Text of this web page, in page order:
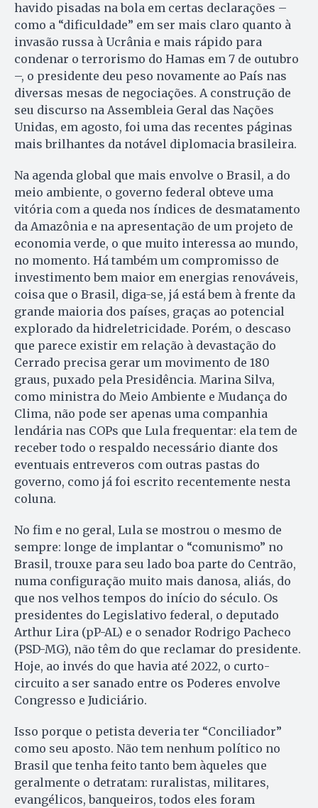
havido pisadas na bola em certas declarações –
como a “dificuldade” em ser mais claro quanto à
invasão russa à Ucrânia e mais rápido para
condenar o terrorismo do Hamas em 7 de outubro
–, o presidente deu peso novamente ao País nas
diversas mesas de negociações. A construção de
seu discurso na Assembleia Geral das Nações
Unidas, em agosto, foi uma das recentes páginas
mais brilhantes da notável diplomacia brasileira.
Na agenda global que mais envolve o Brasil, a do
meio ambiente, o governo federal obteve uma
vitória com a queda nos índices de desmatamento
da Amazônia e na apresentação de um projeto de
economia verde, o que muito interessa ao mundo,
no momento. Há também um compromisso de
investimento bem maior em energias renováveis,
coisa que o Brasil, diga-se, já está bem à frente da
grande maioria dos países, graças ao potencial
explorado da hidreletricidade. Porém, o descaso
que parece existir em relação à devastação do
Cerrado precisa gerar um movimento de 180
graus, puxado pela Presidência. Marina Silva,
como ministra do Meio Ambiente e Mudança do
Clima, não pode ser apenas uma companhia
lendária nas COPs que Lula frequentar: ela tem de
receber todo o respaldo necessário diante dos
eventuais entreveros com outras pastas do
governo, como já foi escrito recentemente nesta
coluna.
No fim e no geral, Lula se mostrou o mesmo de
sempre: longe de implantar o “comunismo” no
Brasil, trouxe para seu lado boa parte do Centrão,
numa configuração muito mais danosa, aliás, do
que nos velhos tempos do início do século. Os
presidentes do Legislativo federal, o deputado
Arthur Lira (pP-AL) e o senador Rodrigo Pacheco
(PSD-MG), não têm do que reclamar do presidente.
Hoje, ao invés do que havia até 2022, o curto-
circuito a ser sanado entre os Poderes envolve
Congresso e Judiciário.
Isso porque o petista deveria ter “Conciliador”
como seu aposto. Não tem nenhum político no
Brasil que tenha feito tanto bem àqueles que
geralmente o detratam: ruralistas, militares,
evangélicos, banqueiros, todos eles foram